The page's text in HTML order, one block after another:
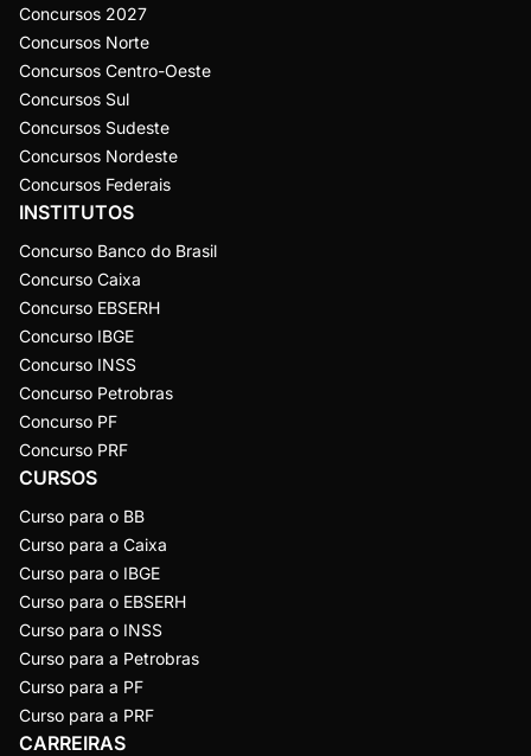
Concursos 2027
Concursos Norte
Concursos Centro-Oeste
Concursos Sul
Concursos Sudeste
Concursos Nordeste
Concursos Federais
INSTITUTOS
Concurso Banco do Brasil
Concurso Caixa
Concurso EBSERH
Concurso IBGE
Concurso INSS
Concurso Petrobras
Concurso PF
Concurso PRF
CURSOS
Curso para o BB
Curso para a Caixa
Curso para o IBGE
Curso para o EBSERH
Curso para o INSS
Curso para a Petrobras
Curso para a PF
Curso para a PRF
CARREIRAS